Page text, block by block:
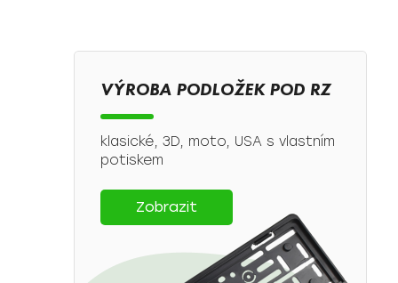
VÝROBA PODLOŽEK POD RZ
klasické, 3D, moto, USA s vlastním
potiskem
Zobrazit